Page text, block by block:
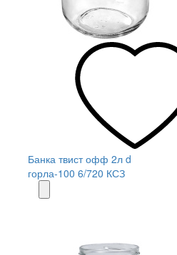
Банка твист офф 2л d
горла-100 6/720 КСЗ